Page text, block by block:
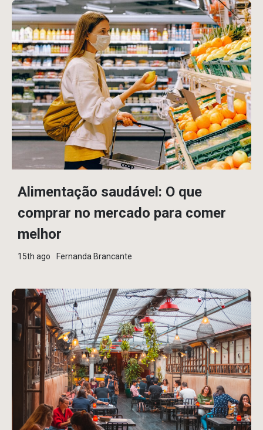
Alimentação saudável: O que
comprar no mercado para comer
melhor
15th ago Fernanda Brancante